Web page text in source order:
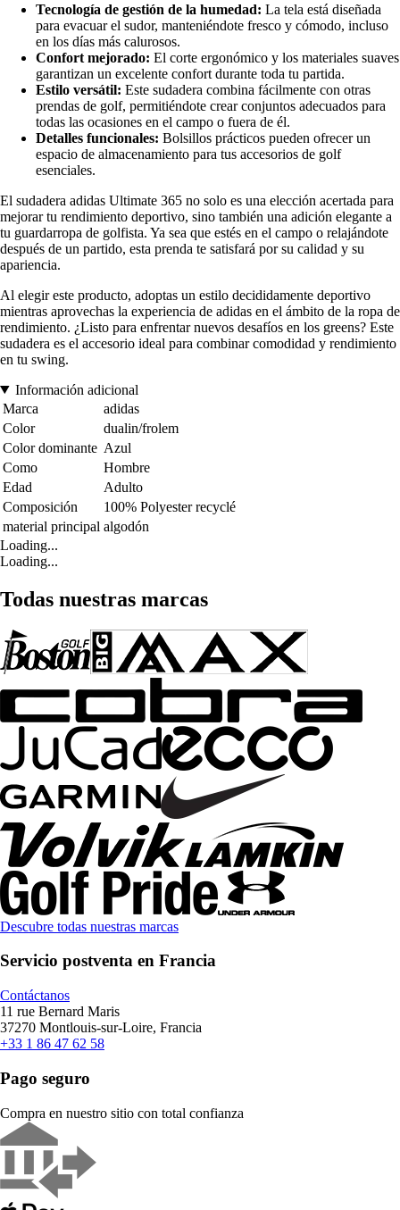
Tecnología de gestión de la humedad: La tela está diseñada
para evacuar el sudor, manteniéndote fresco y cómodo, incluso
en los días más calurosos.
Confort mejorado: El corte ergonómico y los materiales suaves
garantizan un excelente confort durante toda tu partida.
Estilo versátil: Este sudadera combina fácilmente con otras
prendas de golf, permitiéndote crear conjuntos adecuados para
todas las ocasiones en el campo o fuera de él.
Detalles funcionales: Bolsillos prácticos pueden ofrecer un
espacio de almacenamiento para tus accesorios de golf
esenciales.
El sudadera adidas Ultimate 365 no solo es una elección acertada para
mejorar tu rendimiento deportivo, sino también una adición elegante a
tu guardarropa de golfista. Ya sea que estés en el campo o relajándote
después de un partido, esta prenda te satisfará por su calidad y su
apariencia.
Al elegir este producto, adoptas un estilo decididamente deportivo
mientras aprovechas la experiencia de adidas en el ámbito de la ropa de
rendimiento. ¿Listo para enfrentar nuevos desafíos en los greens? Este
sudadera es el accesorio ideal para combinar comodidad y rendimiento
en tu swing.
Información adicional
Marca
adidas
Color
dualin/frolem
Color dominante Azul
Como
Hombre
Edad
Adulto
Composición
100% Polyester recyclé
material principal algodón
Loading...
Loading...
Todas nuestras marcas
Descubre todas nuestras marcas
Servicio postventa en Francia
Contáctanos
11 rue Bernard Maris
37270 Montlouis-sur-Loire, Francia
+33 1 86 47 62 58
Pago seguro
Compra en nuestro sitio con total confianza